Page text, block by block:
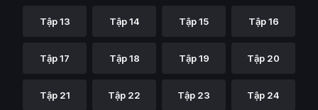
Tập 13 Tập 14 Tập 15 Tập 16
Tập 17 Tập 18 Tập 19 Tập 20
Tập 21 Tập 22 Tập 23 Tập 24